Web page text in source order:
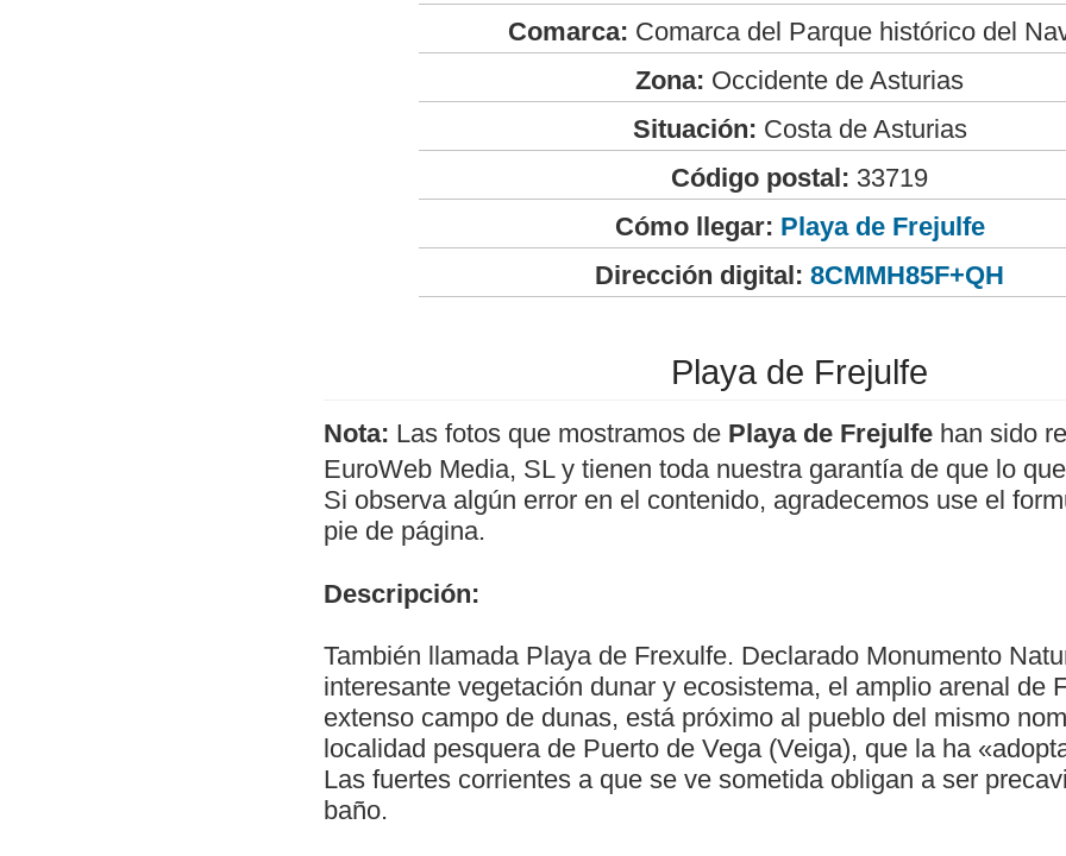
Comarca: Comarca del Parque histórico del
Zona: Occidente de Asturias
Situación: Costa de Asturias
Código postal: 33719
Cómo llegar: Playa de Frejulfe
Dirección digital: 8CMMH85F+QH
Playa de Frejulfe
Nota: Las fotos que mostramos de Playa de Frejulfe han sido
EuroWeb Media, SL y tienen toda nuestra garantía de que lo
Si observa algún error en el contenido, agradecemos use el
pie de página.
Descripción:
También llamada Playa de Frexulfe. Declarado Monumento
interesante vegetación dunar y ecosistema, el amplio arenal de
extenso campo de dunas, está próximo al pueblo del mismo
localidad pesquera de Puerto de Vega (Veiga), que la ha
Las fuertes corrientes a que se ve sometida obligan a ser
baño.